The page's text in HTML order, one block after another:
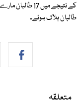
طالبان ہلاک ہوئے۔
متعلقہ